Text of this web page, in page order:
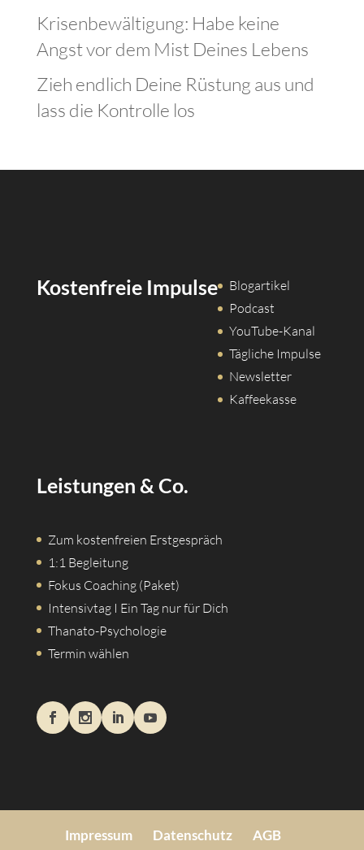
Krisenbewältigung: Habe keine
Angst vor dem Mist Deines Lebens
Zieh endlich Deine Rüstung aus und
lass die Kontrolle los
Kostenfreie Impulse
Blogartikel
Podcast
YouTube-Kanal
Tägliche Impulse
Newsletter
Kaffeekasse
Leistungen & Co.
Zum kostenfreien Erstgespräch
1:1 Begleitung
Fokus Coaching (Paket)
Intensivtag I Ein Tag nur für Dich
Thanato-Psychologie
Termin wählen
Impressum Datenschutz AGB